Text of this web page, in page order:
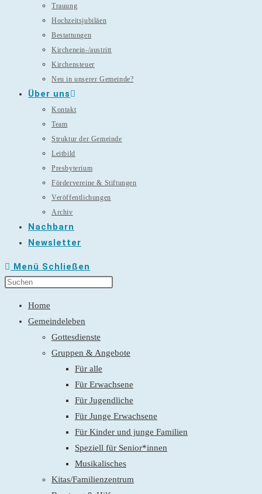
Trauung
Hochzeitsjubiläen
Bestattungen
Kirchenein-/austritt
Kirchensteuer
Neu in unserer Gemeinde?
Über uns
Kontakt
Team
Struktur der Gemeinde
Leitbild
Presbyterium
Fördervereine & Stiftungen
Veröffentlichungen
Archiv
Nachbarn
Newsletter
Menü Schließen
Home
Gemeindeleben
Gottesdienste
Gruppen & Angebote
Für alle
Für Erwachsene
Für Jugendliche
Für Junge Erwachsene
Für Kinder und junge Familien
Speziell für Senior*innen
Musikalisches
Kitas/Familienzentrum